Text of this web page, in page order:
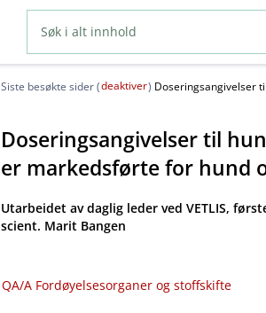
Siste besøkte sider (deaktiver) Doseringsangivelser
Doseringsangivelser til
er markedsførte for hund
Utarbeidet av daglig leder ved VETLIS,
scient. Marit Bangen
QA​/​A Fordøyelsesorganer og stoffskifte